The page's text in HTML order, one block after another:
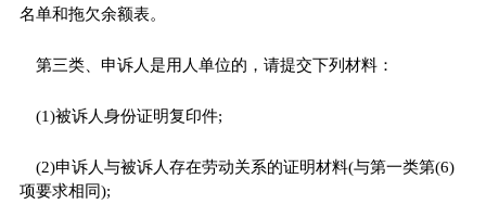
名单和拖欠余额表。
第三类、申诉人是用人单位的，请提交下列材料：
(1)被诉人身份证明复印件;
(2)申诉人与被诉人存在劳动关系的证明材料(与第一类第(6)
项要求相同);